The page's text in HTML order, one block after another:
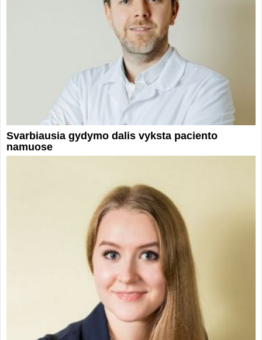
Svarbiausia gydymo dalis vyksta paciento
namuose